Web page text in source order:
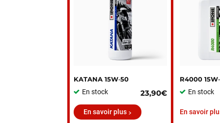
KATANA 15W‑50
En stock
23,90€
R4000
En stock
En savoir plus En savoir